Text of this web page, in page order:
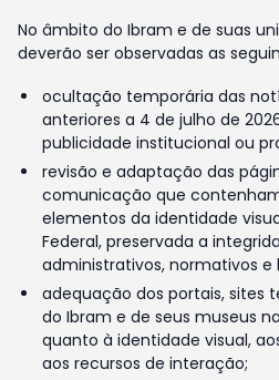
No âmbito do Ibram e de suas
deverão ser observadas as
ocultação temporária das
anteriores a 4 de julho de
publicidade institucional ou
revisão e adaptação das
comunicação que
elementos da identidade
Federal, preservada a
administrativos, normativos e
adequação dos portais, sites
do Ibram e de seus museus
quanto à identidade visual,
aos recursos de interação;